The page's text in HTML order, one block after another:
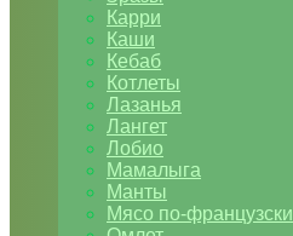
Карри
Каши
Кебаб
Котлеты
Лазанья
Лангет
Лобио
Мамалыга
Манты
Мясо по-французски